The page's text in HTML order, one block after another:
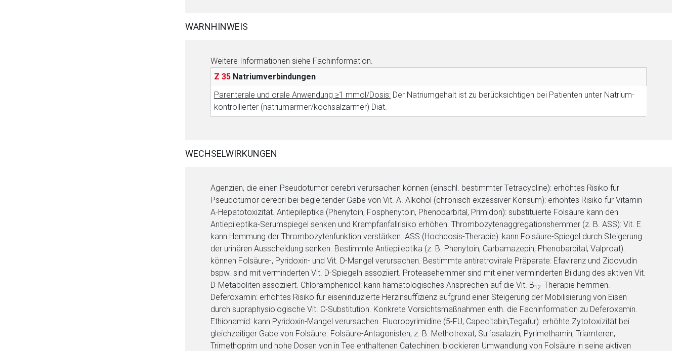
WARNHINWEIS
Weitere Informationen siehe Fachinformation.
Z 35 Natriumverbindungen
Parenterale und orale Anwendung ≥1 mmol/Dosis: Der Natriumgehalt ist zu berücksichtigen bei Patienten unter Natrium-
kontrollierter (natriumarmer/kochsalzarmer) Diät.
WECHSELWIRKUNGEN
Agenzien, die einen Pseudotumor cerebri verursachen können (einschl. bestimmter Tetracycline): erhöhtes Risiko für
Pseudotumor cerebri bei begleitender Gabe von Vit. A. Alkohol (chronisch exzessiver Konsum): erhöhtes Risiko für Vitamin
A-Hepatotoxizität. Antiepileptika (Phenytoin, Fosphenytoin, Phenobarbital, Primidon): substituierte Folsäure kann den
Antiepileptika-Serumspiegel senken und Krampfanfallrisiko erhöhen. Thrombozytenaggregationshemmer (z. B. ASS): Vit. E
kann Hemmung der Thrombozytenfunktion verstärken. ASS (Hochdosis-Therapie): kann Folsäure-Spiegel durch Steigerung
der urinären Ausscheidung senken. Bestimmte Antiepileptika (z. B. Phenytoin, Carbamazepin, Phenobarbital, Valproat):
können Folsäure-, Pyridoxin- und Vit. D-Mangel verursachen. Bestimmte antiretrovirale Präparate: Efavirenz und Zidovudin
bspw. sind mit verminderten Vit. D-Spiegeln assoziiert. Proteasehemmer sind mit einer verminderten Bildung des aktiven Vit.
D-Metaboliten assoziiert. Chloramphenicol: kann hämatologisches Ansprechen auf die Vit. B12-Therapie hemmen.
Deferoxamin: erhöhtes Risiko für eiseninduzierte Herzinsuffizienz aufgrund einer Steigerung der Mobilisierung von Eisen
durch supraphysiologische Vit. C-Substitution. Konkrete Vorsichtsmaßnahmen enth. die Fachinformation zu Deferoxamin.
Ethionamid: kann Pyridoxin-Mangel verursachen. Fluoropyrimidine (5-FU, Capecitabin,Tegafur): erhöhte Zytotoxizität bei
gleichzeitiger Gabe von Folsäure. Folsäure-Antagonisten, z. B. Methotrexat, Sulfasalazin, Pyrimethamin, Triamteren,
Trimethoprim und hohe Dosen von in Tee enthaltenen Catechinen: blockieren Umwandlung von Folsäure in seine aktiven
Aufruf einer externen Seite
Der von Ihnen aufgerufene Link öffnet eine externe Web-Seite. Für die Inhalte der externen Web-Seite ist deren
Betreiber verantwortlich. Ebenso gelten dort ggf. andere Datenschutzbestimmungen.